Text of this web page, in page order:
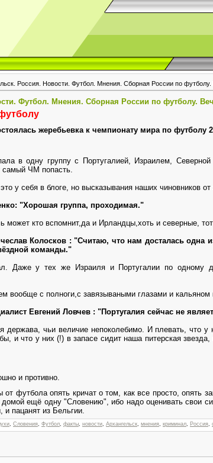
Россия. Новости. Футбол. Мнения. Сборная России по
Футбол. Мнения. Сборная России по футболу.
жеребьевка к чемпионату мира по футболу
в одну группу с Португалией, Израилем,
самый ЧМ попасть.
у себя в блоге, но высказывания наших чиновников от
"Хорошая группа, проходимая."
может кто вспомнит,да и Ирландцы,хоть и северные,
Колосков : "Считаю, что нам досталась одна
команды."
Даже у тех же Израиля и Португалии по одному
вообще с полноги,с завязываными глазами и
Евгений Ловчев : "Португалия сейчас не
держава, чьи величие непоколебимо. И плевать, что
и что у них (!) в запасе сидит наша питерская
и противно.
от футбола опять кричат о том, как все просто,
домой ещё одну "Словению", ибо надо оценивать свои
пацанят из Бельгии.
Словения Футбол факты новости Архангельск мнения криминал Россия